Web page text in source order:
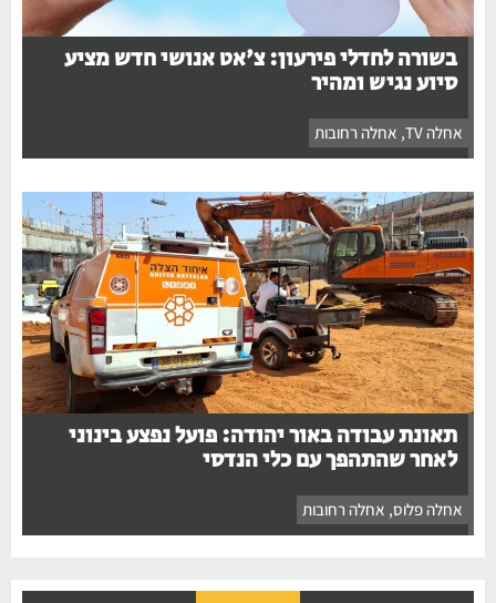
בשורה לחדלי פירעון: צ'אט אנושי חדש מציע
סיוע נגיש ומהיר
אחלה TV , אחלה רחובות
תאונת עבודה באור יהודה: פועל נפצע בינוני
לאחר שהתהפך עם כלי הנדסי
אחלה פלוס, אחלה רחובות